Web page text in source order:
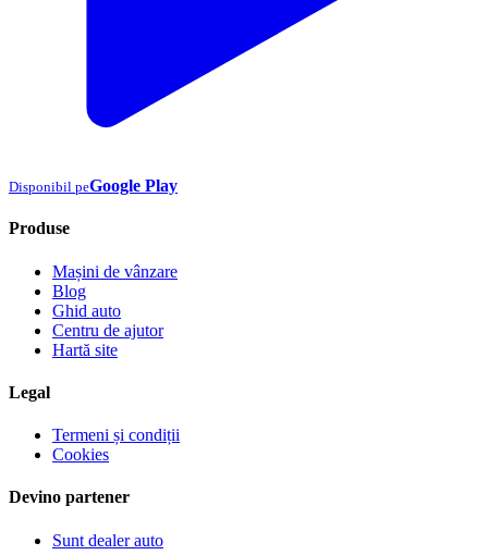
Disponibil peGoogle Play
Produse
Mașini de vânzare
Blog
Ghid auto
Centru de ajutor
Hartă site
Legal
Termeni și condiții
Cookies
Devino partener
Sunt dealer auto